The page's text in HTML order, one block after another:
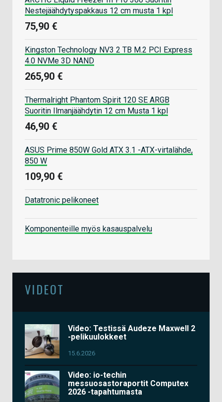
Nestejäähdytyspakkaus 12 cm musta 1 kpl
75,90 €
Kingston Technology NV3 2 TB M.2 PCI Express
4.0 NVMe 3D NAND
265,90 €
Thermalright Phantom Spirit 120 SE ARGB
Suoritin Ilmanjäähdytin 12 cm Musta 1 kpl
46,90 €
ASUS Prime 850W Gold ATX 3.1 -ATX-virtalähde,
850 W
109,90 €
Datatronic pelikoneet
Komponenteille myös kasauspalvelu
VIDEOT
Video: Testissä Audeze Maxwell 2
-pelikuulokkeet
15.6.2026
Video: io-techin
messuosastoraportit Computex
2026 -tapahtumasta